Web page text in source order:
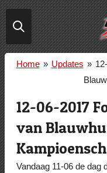
direct
naar
Home » Updates »
12-06-2017
van
Vandaag 11-06 de dag